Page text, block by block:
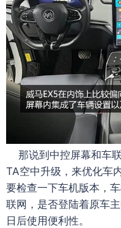
那说到中控屏幕和车
TA空中升级，来优化车
要检查一下车机版本，
联网，是否登陆着原车
日后使用便利性。